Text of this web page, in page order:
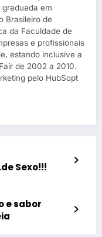
em
Brasileiro de
da Faculdade de
e profissionais
estando inclusive a
de 2002 a 2010.
pelo HubSopt
Sexo!!!
e sabor